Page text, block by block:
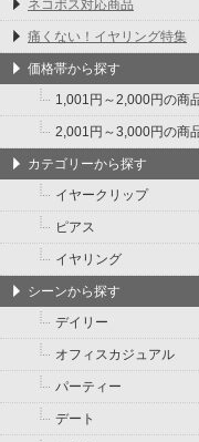
ネコポス対応商品
痛くない！イヤリング特集
価格帯から探す
1,001円～2,000円の商
2,001円～3,000円の商
カテゴリーから探す
イヤークリップ
ピアス
イヤリング
シーンから探す
デイリー
オフィスカジュアル
パーティー
デート